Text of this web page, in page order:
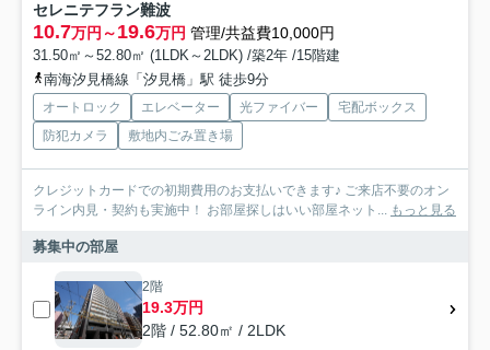
セレニテフラン難波
10.7万円～19.6万円 管理/共益費10,000円
31.50㎡～52.80㎡ (1LDK～2LDK) /築2年 /15階建
南海汐見橋線「汐見橋」駅 徒歩9分
オートロック エレベーター 光ファイバー
宅配ボックス
防犯カメラ
敷地内ごみ置き場
クレジットカードでの初期費用のお支払いできます♪ ご来店不要のオン
ライン内見・契約も実施中！ お部屋探しはいい部屋ネット... もっと見る
募集中の部屋
2階
19.3万円
2階 / 52.80㎡ / 2LDK